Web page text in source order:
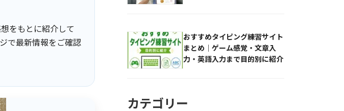
をもとに紹介して
で最新情報をご確認
おすすめタイピング練習サイト
まとめ｜ゲーム感覚・文章入
力・英語入力まで目的別に紹介
カテゴリー